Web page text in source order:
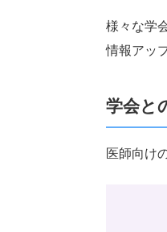
様々な学
情報アッ
学会と
医師向け